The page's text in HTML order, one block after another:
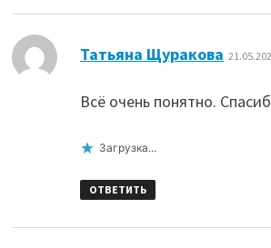
Татьяна Щуракова
Всё очень понятно.
Загрузка...
ОТВЕТИТЬ